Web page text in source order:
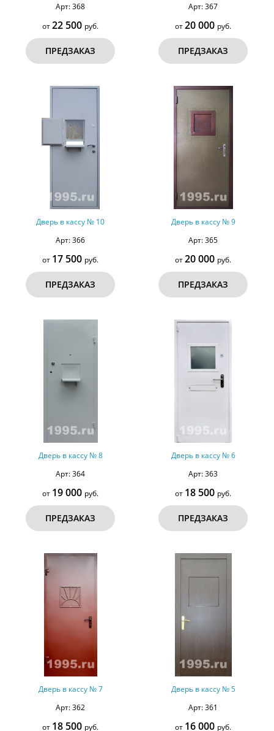
Арт: 368
от22 500 руб.
ПРЕДЗАКАЗ
Арт: 367
от20 000 руб.
ПРЕДЗАКАЗ
Дверь в кассу № 10
Арт: 366
от 17 500 руб.
ПРЕДЗАКАЗ
Дверь в кассу № 9
Арт: 365
от20 000 руб.
ПРЕДЗАКАЗ
Дверь в кассу № 8
Арт: 364
от 19 000 руб.
ПРЕДЗАКАЗ
Дверь в кассу № 6
Арт: 363
от 18 500 руб.
ПРЕДЗАКАЗ
Дверь в кассу № 7
Арт: 362
от 18 500 руб.
Дверь в кассу № 5
Арт: 361
от 16 000 руб.